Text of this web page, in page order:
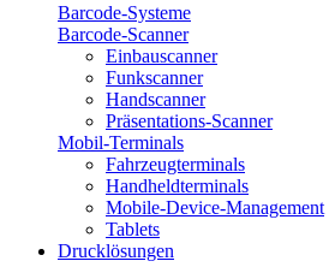
Barcode-Systeme
Barcode-Scanner
Einbauscanner
Funkscanner
Handscanner
Präsentations-Scanner
Mobil-Terminals
Fahrzeugterminals
Handheldterminals
Mobile-Device-Management
Tablets
Drucklösungen